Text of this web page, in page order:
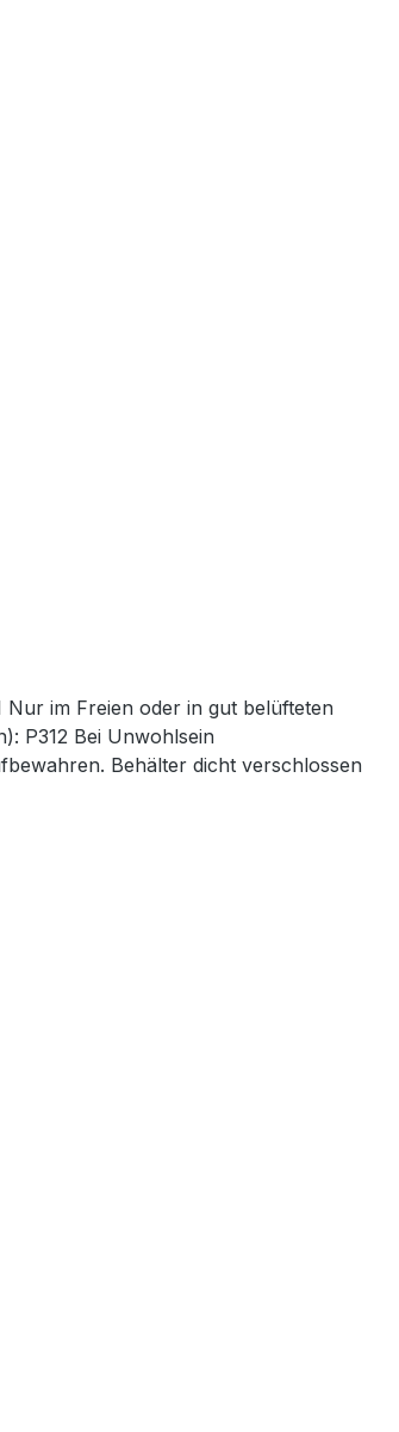
im Freien oder in gut belüfteten
P312 Bei Unwohlsein
Behälter dicht verschlossen